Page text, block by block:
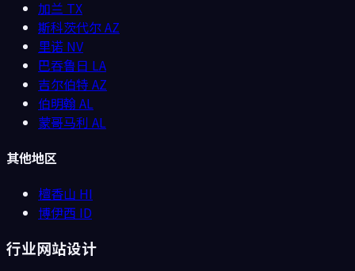
加兰 TX
斯科茨代尔AZ
里诺 NV
巴吞鲁日 LA
吉尔伯特 AZ
伯明翰 AL
蒙哥马利 AL
其他地区
檀香山 HI
博伊西 ID
行业网站设计